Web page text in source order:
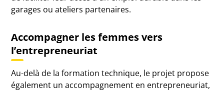
garages ou ateliers partenaires.
Accompagner les femmes vers
l’entrepreneuriat
Au-delà de la formation technique, le projet propose
également un accompagnement en entrepreneuriat,